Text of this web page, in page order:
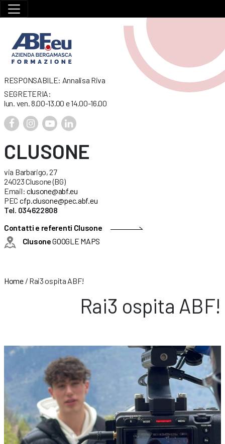
RESPONSABILE: Annalisa Riva
SEGRETERIA:
lun. ven. 8.00-13.00 e 14.00-16.00
CLUSONE
via Barbarigo, 27
24023 Clusone (BG)
Email: clusone@abf.eu
PEC cfp.clusone@pec.abf.eu
Tel. 034622808
Contatti e referenti Clusone
ClusoneGOOGLE MAPS
Home/ Rai3 ospita ABF!
Rai3 ospita ABF!